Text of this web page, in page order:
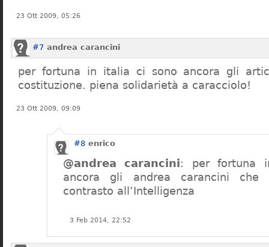
23 Ott 2009, 05:26
#7 andrea carancini
per fortuna in italia ci sono ancora gli
costituzione. piena solidarietà a caracciolo!
23 Ott 2009, 09:09
#8 enrico
@andrea carancini: per fortuna
ancora gli andrea carancini
contrasto all’Intelligenza
3 Feb 2014, 22:52